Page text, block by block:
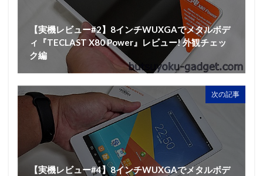
【実機レビュー#2】8インチWUXGAでメタルボデ
ィ『TECLAST X80 Power』レビュー! 外観チェッ
ク編
次の記事
【実機レビュー#4】8インチWUXGAでメタルボデ